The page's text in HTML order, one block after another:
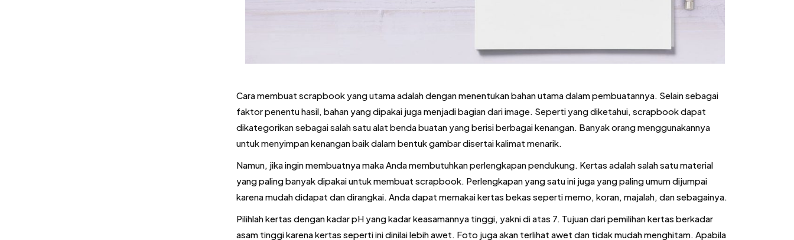
Cara membuat scrapbook yang utama adalah dengan menentukan bahan utama dalam pembuatannya. Selain sebagai
faktor penentu hasil, bahan yang dipakai juga menjadi bagian dari image. Seperti yang diketahui, scrapbook dapat
dikategorikan sebagai salah satu alat benda buatan yang berisi berbagai kenangan. Banyak orang menggunakannya
untuk menyimpan kenangan baik dalam bentuk gambar disertai kalimat menarik.
Namun, jika ingin membuatnya maka Anda membutuhkan perlengkapan pendukung. Kertas adalah salah satu material
yang paling banyak dipakai untuk membuat scrapbook. Perlengkapan yang satu ini juga yang paling umum dijumpai
karena mudah didapat dan dirangkai. Anda dapat memakai kertas bekas seperti memo, koran, majalah, dan sebagainya.
Pilihlah kertas dengan kadar pH yang kadar keasamannya tinggi, yakni di atas 7. Tujuan dari pemilihan kertas berkadar
asam tinggi karena kertas seperti ini dinilai lebih awet. Foto juga akan terlihat awet dan tidak mudah menghitam. Apabila